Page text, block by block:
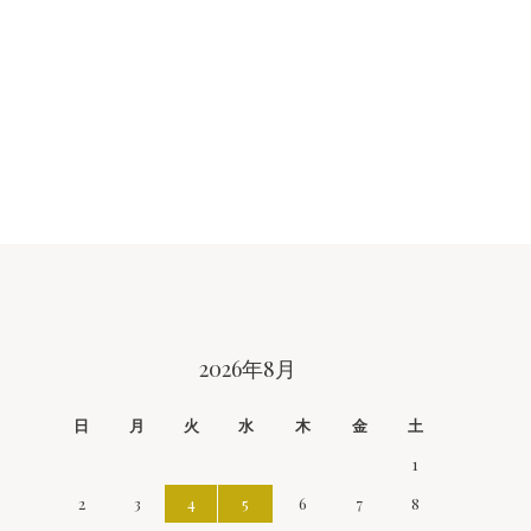
2026年8月
日 月 火 水 木 金
土
1
2
3 4 5 6 7 8